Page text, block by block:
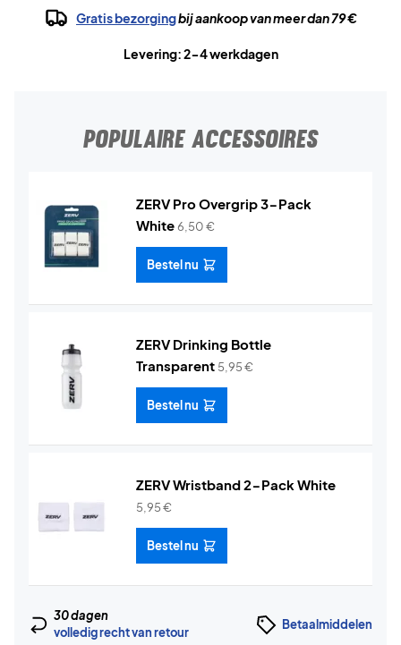
Gratis bezorgingbij aankoop van meer dan 79 €
Levering: 2-4 werkdagen
POPULAIRE ACCESSOIRES
ZERV Pro Overgrip 3-Pack
White6,50€
Bestel nu
ZERV Drinking Bottle
Transparent 5,95€
Bestel nu
ZERV Wristband 2-Pack White
5,95€
Bestel nu
30 dagen
volledig recht van retour
Betaalmiddelen